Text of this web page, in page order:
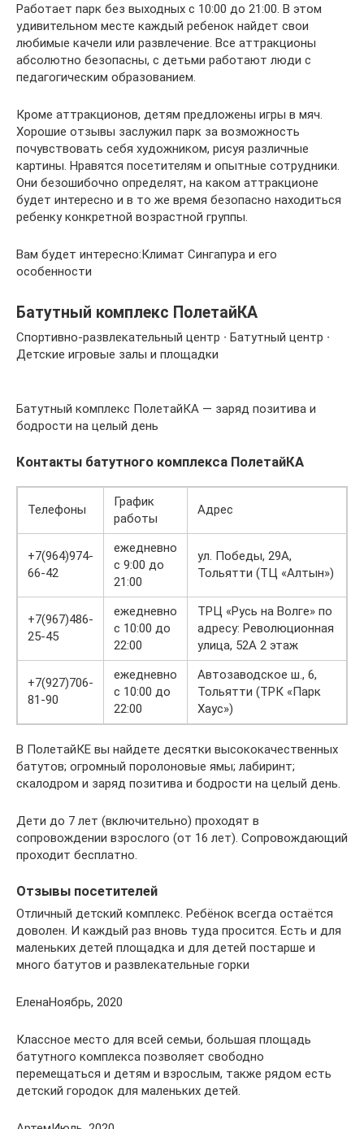
Работает парк без выходных с 10:00 до 21:00. В этом
удивительном месте каждый ребенок найдет свои
любимые качели или развлечение. Все аттракционы
абсолютно безопасны, с детьми работают люди с
педагогическим образованием.
Кроме аттракционов, детям предложены игры в мяч.
Хорошие отзывы заслужил парк за возможность
почувствовать себя художником, рисуя различные
картины. Нравятся посетителям и опытные сотрудники.
Они безошибочно определят, на каком аттракционе
будет интересно и в то же время безопасно находиться
ребенку конкретной возрастной группы.
Вам будет интересно:Климат Сингапура и его
особенности
Батутный комплекс ПолетайКА
Спортивно-развлекательный центр ∙ Батутный центр ∙
Детские игровые залы и площадки
Батутный комплекс ПолетайКА — заряд позитива и
бодрости на целый день
Контакты батутного комплекса ПолетайКА
Телефоны
График
работы
Адрес
+7(964)974-
66-42
ежедневно
с 9:00 до
21:00
ул. Победы, 29А,
Тольятти (ТЦ «Алтын»)
+7(967)486-
25-45
ежедневно
с 10:00 до
22:00
ТРЦ «Русь на Волге» по
адресу: Революционная
улица, 52А 2 этаж
+7(927)706-
81-90
ежедневно
с 10:00 до
22:00
Автозаводское ш., 6,
Тольятти (ТРК «Парк
Хаус»)
В ПолетайКЕ вы найдете десятки высококачественных
батутов; огромный поролоновые ямы; лабиринт;
скалодром и заряд позитива и бодрости на целый день.
Дети до 7 лет (включительно) проходят в
сопровождении взрослого (от 16 лет). Сопровождающий
проходит бесплатно.
Отзывы посетителей
Отличный детский комплекс. Ребёнок всегда остаётся
доволен. И каждый раз вновь туда просится. Есть и для
маленьких детей площадка и для детей постарше и
много батутов и развлекательные горки
ЕленаНоябрь, 2020
Классное место для всей семьи, большая площадь
батутного комплекса позволяет свободно
перемещаться и детям и взрослым, также рядом есть
детский городок для маленьких детей.